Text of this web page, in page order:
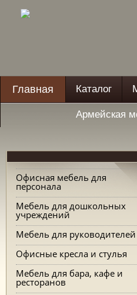
Главная Каталог
Армейская
Офисная мебель для
персонала
Мебель для дошкольных
учреждений
Мебель для руководителей
Офисные кресла и стулья
Мебель для бара, кафе и
ресторанов